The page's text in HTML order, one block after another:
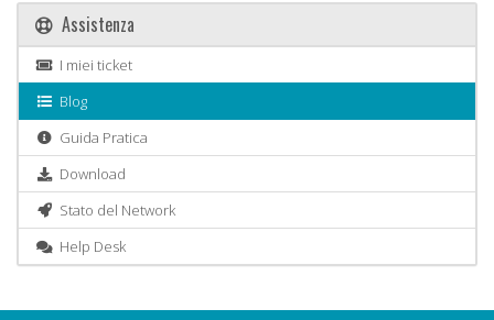
Assistenza
I miei ticket
Blog
Guida Pratica
Download
Stato del Network
Help Desk